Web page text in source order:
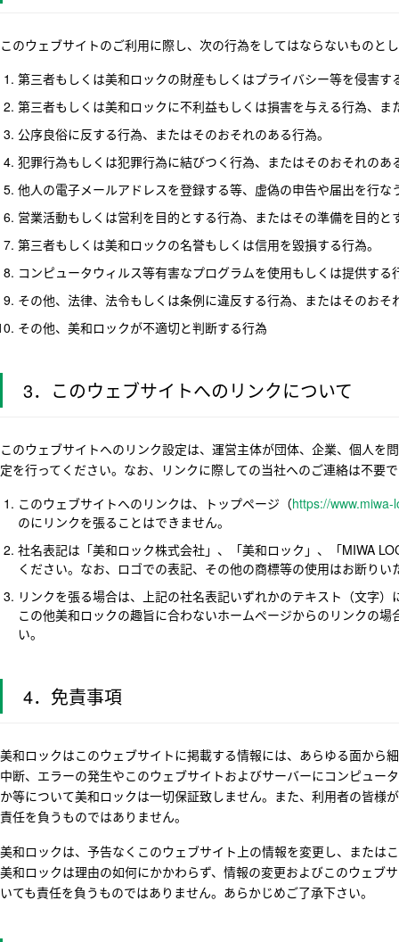
このウェブサイトのご利用に際し、次の行為をしてはならないものと
第三者もしくは美和ロックの財産もしくはプライバシー等を侵害
第三者もしくは美和ロックに不利益もしくは損害を与える行為、ま
公序良俗に反する行為、またはそのおそれのある行為。
犯罪行為もしくは犯罪行為に結びつく行為、またはそのおそれのあ
他人の電子メールアドレスを登録する等、虚偽の申告や届出を行な
営業活動もしくは営利を目的とする行為、またはその準備を目的と
第三者もしくは美和ロックの名誉もしくは信用を毀損する行為。
コンピュータウィルス等有害なプログラムを使用もしくは提供す
その他、法律、法令もしくは条例に違反する行為、またはそのおそ
その他、美和ロックが不適切と判断する行為
3．このウェブサイトへのリンクについて
このウェブサイトへのリンク設定は、運営主体が団体、企業、個人を
定を行ってください。なお、リンクに際しての当社へのご連絡は不要
このウェブサイトへのリンクは、トップページ（https://www.miwa-
のにリンクを張ることはできません。
社名表記は「美和ロック株式会社」、「美和ロック」、「MIWA
ください。なお、ロゴでの表記、その他の商標等の使用はお断りい
リンクを張る場合は、上記の社名表記いずれかのテキスト（文字
この他美和ロックの趣旨に合わないホームページからのリンクの
い。
4．免責事項
美和ロックはこのウェブサイトに掲載する情報には、あらゆる面から
中断、エラーの発生やこのウェブサイトおよびサーバーにコンピュ
か等について美和ロックは一切保証致しません。また、利用者の皆様
責任を負うものではありません。
美和ロックは、予告なくこのウェブサイト上の情報を変更し、または
美和ロックは理由の如何にかかわらず、情報の変更およびこのウェブ
いても責任を負うものではありません。あらかじめご了承下さい。